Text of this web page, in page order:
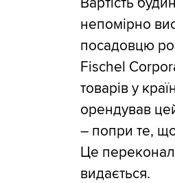
непомірно
посадовцю
Fischel
товарів у
орендував
– попри те,
Це
видається.